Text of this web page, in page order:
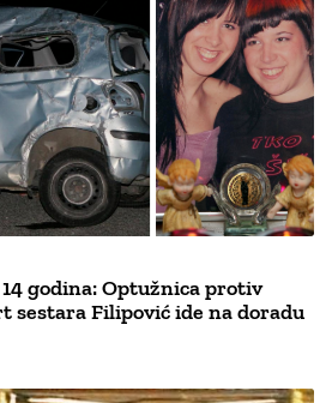
godina: Optužnica protiv
sestara Filipović ide na doradu